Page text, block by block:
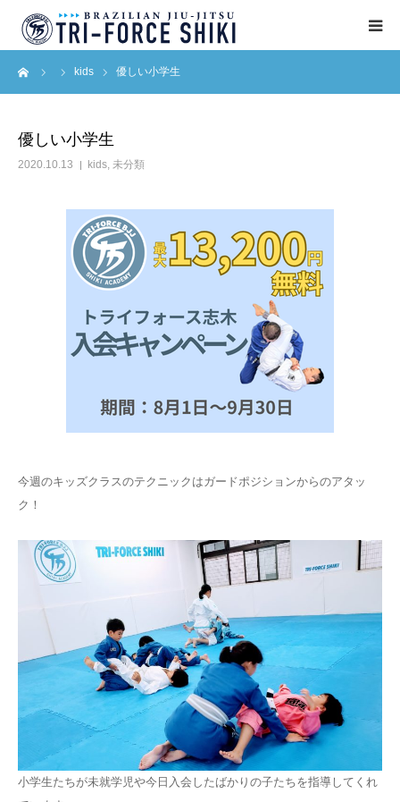
kids 優しい小学生
優しい小学生
2020.10.13 kids, 未分類
今週のキッズクラスのテクニックはガードポジションからのアタッ
ク！
小学生たちが未就学児や今日入会したばかりの子たちを指導してくれ
ABOUT
BLOG
アクセス
English